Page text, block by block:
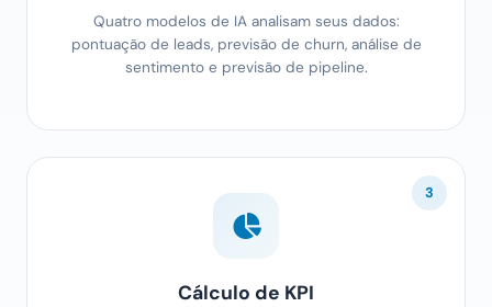
Quatro modelos de IA analisam seus dados:
pontuação de leads, previsão de churn, análise de
sentimento e previsão de pipeline.
3
Cálculo de KPI